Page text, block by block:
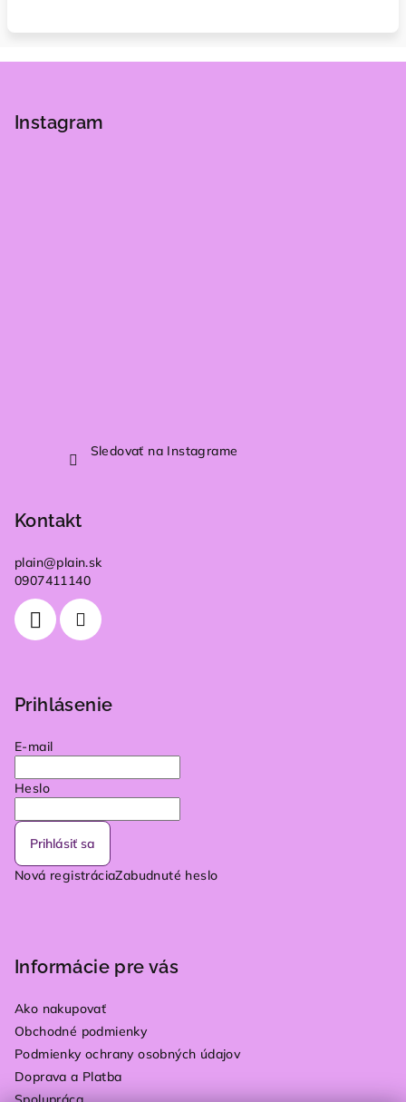
Instagram
Sledovať na Instagrame
Kontakt
plain@plain.sk
0907411140
Prihlásenie
E-mail
Heslo
Prihlásiť sa
Nová registráciaZabudnuté heslo
Informácie pre vás
Ako nakupovať
Obchodné podmienky
Podmienky ochrany osobných údajov
Doprava a Platba